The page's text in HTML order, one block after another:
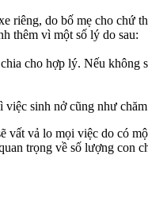
riêng, do bố mẹ cho chứ
thêm vì một số lý do sau:
cho hợp lý. Nếu
sinh nở cũng như
vả lo mọi việc do có
trọng về số lượng con